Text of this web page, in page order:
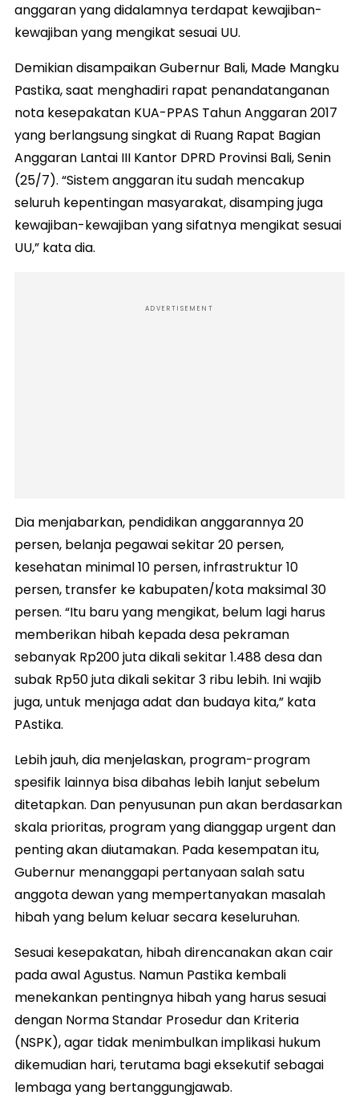
anggaran yang didalamnya terdapat kewajiban-
kewajiban yang mengikat sesuai UU.
Demikian disampaikan Gubernur Bali, Made Mangku
Pastika, saat menghadiri rapat penandatanganan
nota kesepakatan KUA-PPAS Tahun Anggaran 2017
yang berlangsung singkat di Ruang Rapat Bagian
Anggaran Lantai III Kantor DPRD Provinsi Bali, Senin
(25/7). “Sistem anggaran itu sudah mencakup
seluruh kepentingan masyarakat, disamping juga
kewajiban-kewajiban yang sifatnya mengikat sesuai
UU,” kata dia.
ADVERTISEMENT
Dia menjabarkan, pendidikan anggarannya 20
persen, belanja pegawai sekitar 20 persen,
kesehatan minimal 10 persen, infrastruktur 10
persen, transfer ke kabupaten/kota maksimal 30
persen. “Itu baru yang mengikat, belum lagi harus
memberikan hibah kepada desa pekraman
sebanyak Rp200 juta dikali sekitar 1.488 desa dan
subak Rp50 juta dikali sekitar 3 ribu lebih. Ini wajib
juga, untuk menjaga adat dan budaya kita,” kata
PAstika.
Lebih jauh, dia menjelaskan, program-program
spesifik lainnya bisa dibahas lebih lanjut sebelum
ditetapkan. Dan penyusunan pun akan berdasarkan
skala prioritas, program yang dianggap urgent dan
penting akan diutamakan. Pada kesempatan itu,
Gubernur menanggapi pertanyaan salah satu
anggota dewan yang mempertanyakan masalah
hibah yang belum keluar secara keseluruhan.
Sesuai kesepakatan, hibah direncanakan akan cair
pada awal Agustus. Namun Pastika kembali
menekankan pentingnya hibah yang harus sesuai
dengan Norma Standar Prosedur dan Kriteria
(NSPK), agar tidak menimbulkan implikasi hukum
dikemudian hari, terutama bagi eksekutif sebagai
lembaga yang bertanggungjawab.